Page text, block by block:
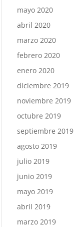
mayo 2020
abril 2020
marzo 2020
febrero 2020
enero 2020
diciembre 2019
noviembre 2019
octubre 2019
septiembre 2019
agosto 2019
julio 2019
junio 2019
mayo 2019
abril 2019
marzo 2019